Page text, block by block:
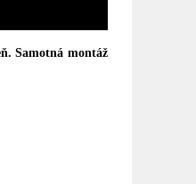
Samotná montáž